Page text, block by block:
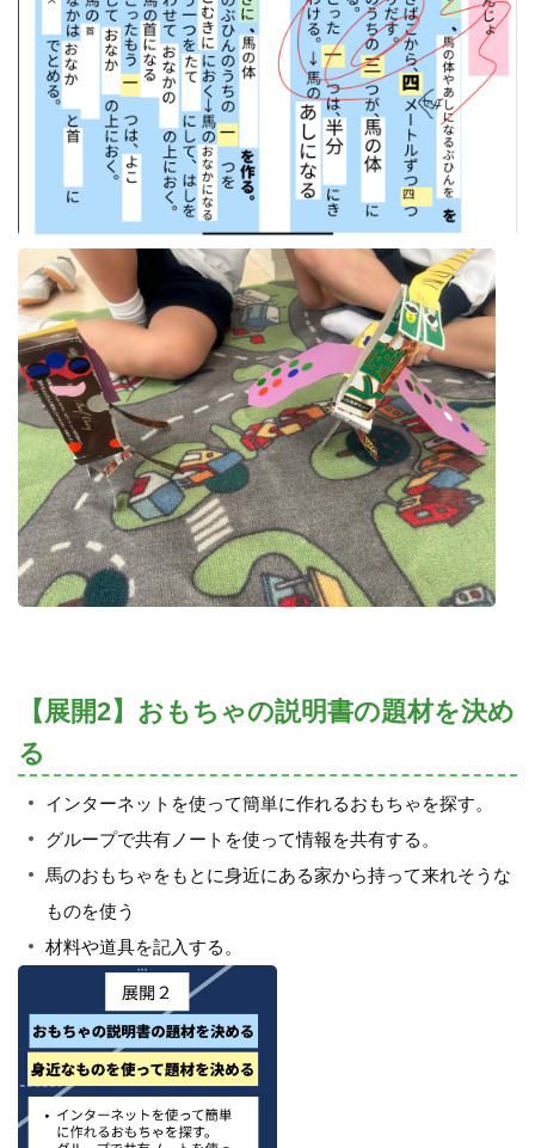
【展開2】おもちゃの説明書の題材を決め
る
インターネットを使って簡単に作れるおもちゃを探す。
グループで共有ノートを使って情報を共有する。
馬のおもちゃをもとに身近にある家から持って来れそうな
ものを使う
材料や道具を記入する。